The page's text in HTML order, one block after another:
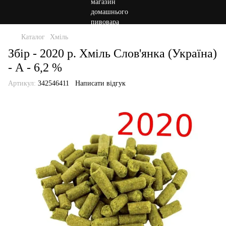
Каталог Хміль
Збір - 2020 р. Хміль Слов'янка (Україна)
- А - 6,2 %
Артикул: 342546411 Написати відгук